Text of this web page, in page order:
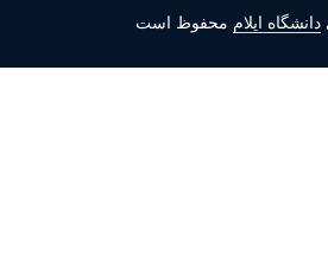
دانشگاه ایلام محفوظ است